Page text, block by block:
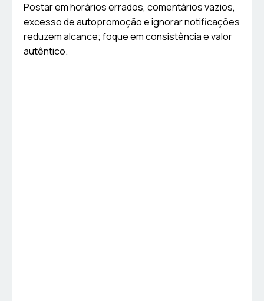
Postar em horários errados, comentários vazios,
excesso de autopromoção e ignorar notificações
reduzem alcance; foque em consistência e valor
autêntico.